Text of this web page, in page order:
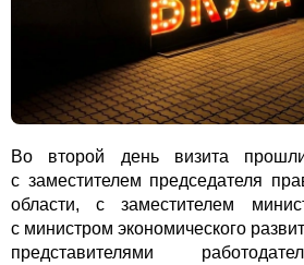
Во второй день визита
с заместителем председателя
области, с заместителем
с министром экономического
представителями